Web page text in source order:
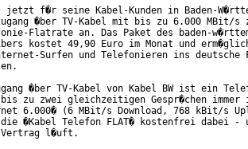
jetzt f�r seine Kabel-Kunden in Baden-
�ber TV-Kabel mit bis zu 6.000 MBit/s
Flatrate an. Das Paket des baden-
kostet 49,90 Euro im Monat und
Surfen und Telefonieren ins deutsche
�ber TV-Kabel von Kabel BW ist ein
zu zwei gleichzeitigen Gespr�chen
6.000� (6 MBit/s Download, 768 kBit/s
�Kabel Telefon FLAT� kostenfrei dabei -
l�uft.